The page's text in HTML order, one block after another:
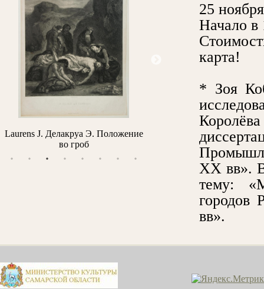
Laurens J. Делакруа Э. Положение
во гроб
Архипов М.В. Портрет
Н.Н. Простосердова
25
Начало в
карта!
* Зоя
XX вв».
тему:
городов
вв».